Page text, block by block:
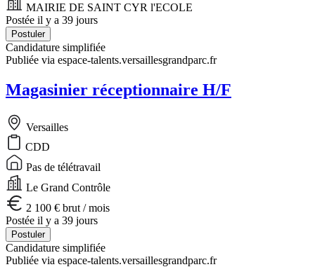
MAIRIE DE SAINT CYR l'ECOLE
Postée il y a 39 jours
Postuler
Candidature simplifiée
Publiée via espace-talents.versaillesgrandparc.fr
Magasinier réceptionnaire H/F
Versailles
CDD
Pas de télétravail
Le Grand Contrôle
2 100 € brut / mois
Postée il y a 39 jours
Postuler
Candidature simplifiée
Publiée via espace-talents.versaillesgrandparc.fr